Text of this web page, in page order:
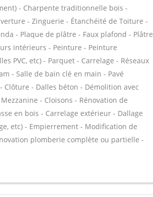
- Charpente traditionnelle bois -
- Zinguerie - Étanchéité de Toiture -
- Plaque de plâtre - Faux plafond - Plâtre
intérieurs - Peinture - Peinture
PVC, etc) - Parquet - Carrelage - Réseaux
- Salle de bain clé en main - Pavé
- Dalles béton - Démolition avec
- Cloisons - Rénovation de
en bois - Carrelage extérieur - Dallage
etc) - Empierrement - Modification de
plomberie complète ou partielle -